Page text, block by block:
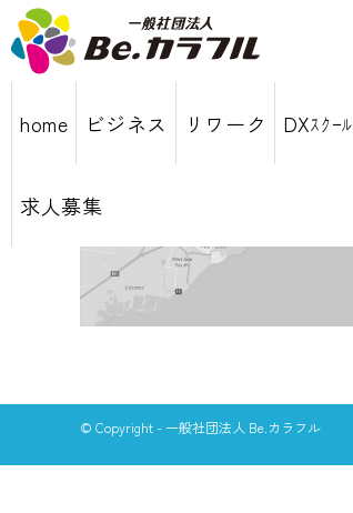
home ビジネス リワーク DXｽｸｰﾙ
求人募集
© Copyright - 一般社団法人 Be.カラフル